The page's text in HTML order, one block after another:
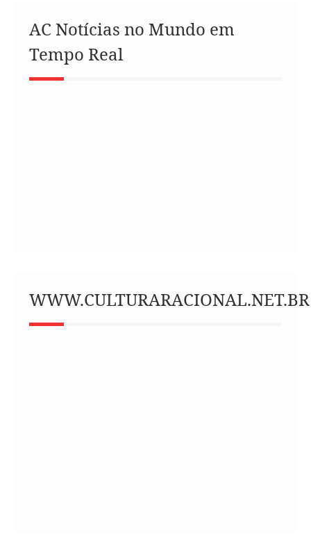
AC Notícias no Mundo em
Tempo Real
WWW.CULTURARACIONAL.NET.BR